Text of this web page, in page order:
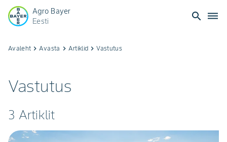
Agro Bayer
Eesti
search dehaze
Avaleht keyboard_arrow_rightAvasta keyboard_arrow_right Artiklid keyboard_arrow_rightVastutus
Vastutus
3 Artiklit